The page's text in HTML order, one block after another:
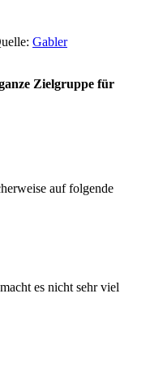
Gabler
Zielgruppe für
auf folgende
macht es nicht sehr viel